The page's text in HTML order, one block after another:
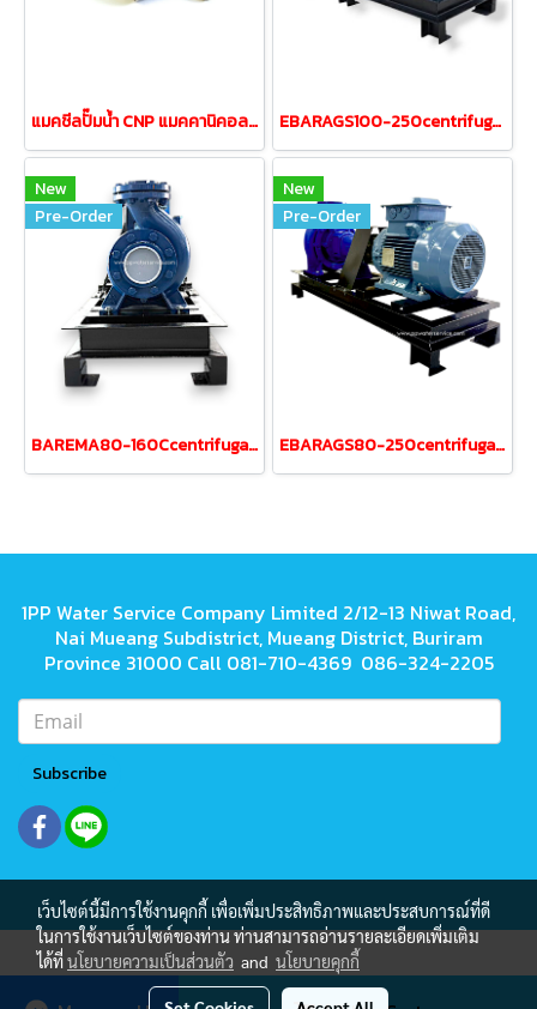
แมคชีลปั๊มน้ำ CNP แมคคานิคอล MECHANICAL SEAL CDLC-12mm EBARAGS100-250centrifugalpump with ABB18.5kw 380V4polemotor
New
Pre-Order
BAREMA80-160Ccentrifugalpump withABB 15kw 380V 4-pole motor.
New
Pre-Order
EBARAGS80-250centrifugalpump withABB 15kW 380V 4-pole motor.
1PP Water Service Company Limited 2/12-13 Niwat Road,
Nai Mueang Subdistrict, Mueang District, Buriram
Province 31000 Call 081-710-4369 086-324-2205
Subscribe
Today's visitor
เว็บไซต์นี้มีการใช้งานคุกกี้ เพื่อเพิ่มประสิทธิภาพและประสบการณ์ที่ดี
ในการใช้งานเว็บไซต์ของท่าน ท่านสามารถอ่านรายละเอียดเพิ่มเติม
ได้ที่นโยบายความเป็นส่วนตัว and นโยบายคุกกี้